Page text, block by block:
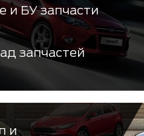
и БУ запчасти
запчастей
и